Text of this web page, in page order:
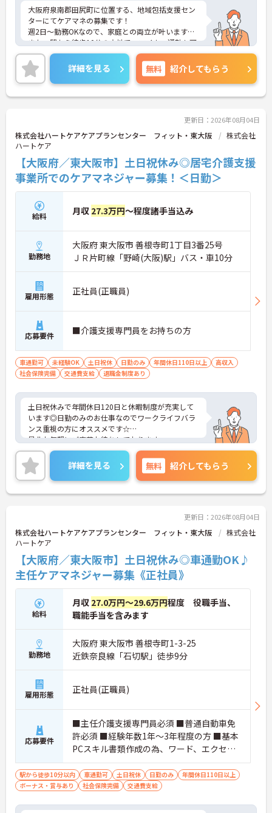
大阪府泉南郡田尻町に位置する、地域包括支援セン
ターにてケアマネの募集です！
週2日～勤務OKなので、家庭との両立が叶います☆
また、駅から徒歩10分の立地で、マイカー通勤も可
能なので通勤らくらくです♪
ご興味のある方には、面接対策ポイントなど、さら
に詳細をお話しいたしますのでお気軽にご相談くだ
さい！
詳細を見る 無料 紹介してもらう
更新日：2026年08月04日
株式会社ハートケアケアプランセンター フィット・東大阪
株式会社
ハートケア
【大阪府／東大阪市】土日祝休み◎居宅介護支援
事業所でのケアマネジャー募集！＜日勤＞
給料 月収 27.3万円～程度諸手当込み
勤務地
大阪府 東大阪市 善根寺町1丁目3番25号
ＪＲ片町線「野崎(大阪)駅」バス・車10分
雇用形態 正社員(正職員)
応募要件 ■介護支援専門員をお持ちの方
車通勤可 未経験OK 土日祝休 日勤のみ 年間休日110日以上
高収入
社会保険完備
交通費支給 退職金制度あり
土日祝休みで年間休日120日と休暇制度が充実して
います◎日勤のみのお仕事なのでワークライフバラ
ンス重視の方にオススメです☆
是非お気軽にご応募お待ちしております。
詳細を見る 無料 紹介してもらう
更新日：2026年08月04日
株式会社ハートケアケアプランセンター フィット・東大阪
株式会社
ハートケア
【大阪府／東大阪市】土日祝休み◎車通勤OK♪
主任ケアマネジャー募集《正社員》
給料
月収 27.0万円～29.6万円程度 役職手当、
職能手当を含みます
勤務地
大阪府 東大阪市 善根寺町1-3-25
近鉄奈良線「石切駅」徒歩9分
雇用形態 正社員(正職員)
応募要件
■主任介護支援専門員必須 ■普通自動車免
許必須 ■経験年数1年～3年程度の方 ■基本
PCスキル書類作成の為、ワード、エクセル
に簡単な入力程度
駅から徒歩10分以内 車通勤可 土日祝休 日勤のみ
年間休日110日以上
ボーナス・賞与あり
社会保険完備 交通費支給